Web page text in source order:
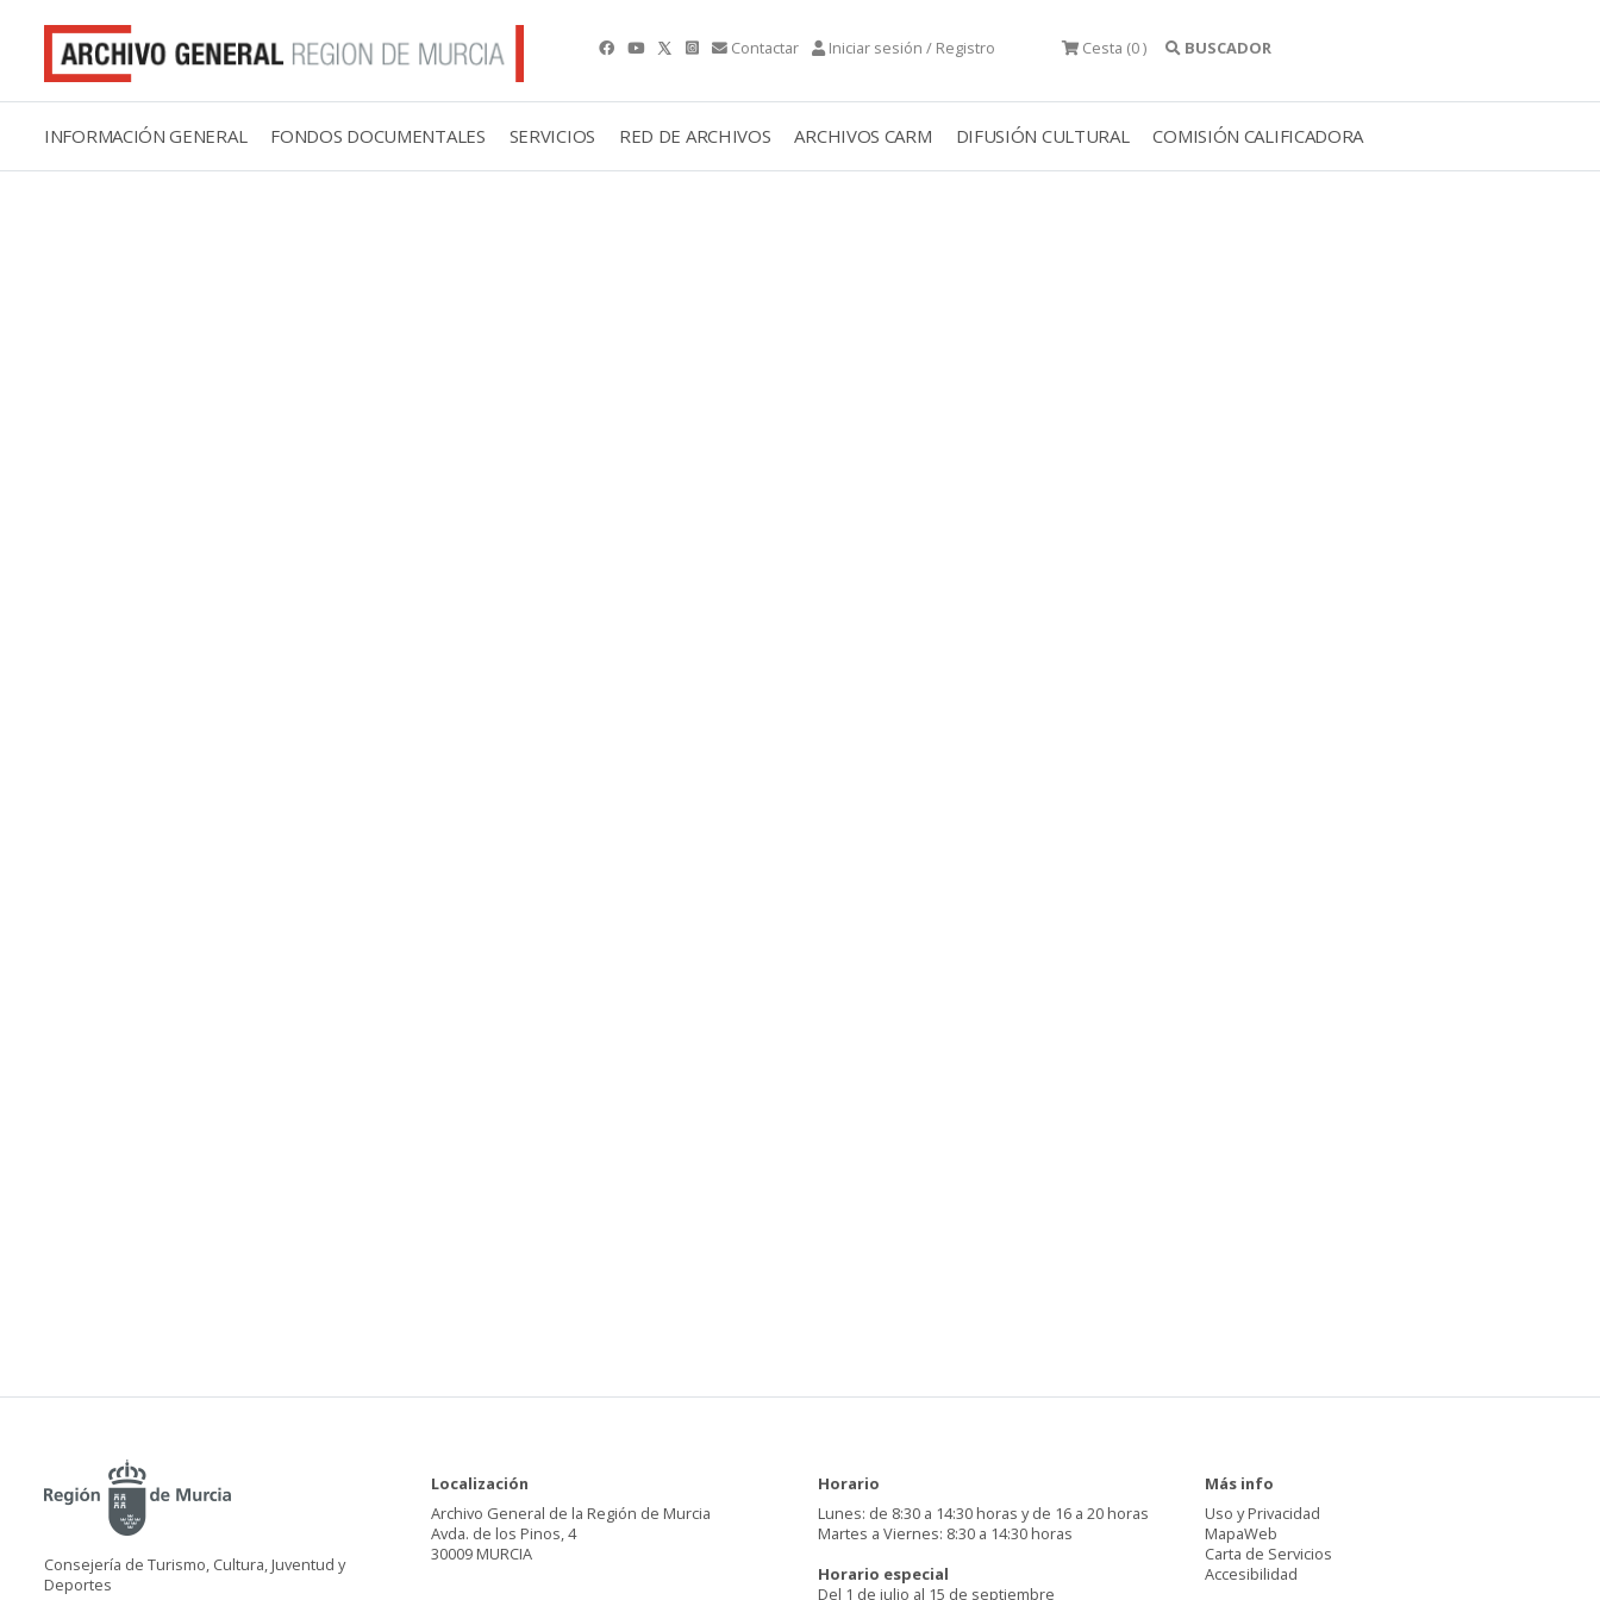
Contactar Iniciar sesión / Registro Cesta (0 ) BUSCADOR
INFORMACIÓN GENERAL FONDOS DOCUMENTALES SERVICIOS RED DE ARCHIVOS ARCHIVOS CARM DIFUSIÓN CULTURAL COMISIÓN CALIFICADORA
Consejería de Turismo, Cultura, Juventud y
Deportes
Localización
Archivo General de la Región de Murcia
Avda. de los Pinos, 4
30009 MURCIA
Horario
Lunes: de 8:30 a 14:30 horas y de 16 a 20 horas
Martes a Viernes: 8:30 a 14:30 horas
Horario especial
Del 1 de julio al 15 de septiembre
Más info
Uso y Privacidad
MapaWeb
Carta de Servicios
Accesibilidad